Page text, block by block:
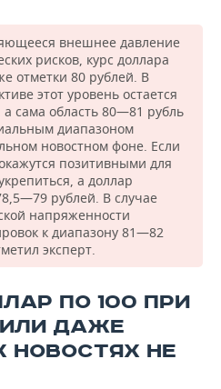
внешнее давление
рисков, курс доллара
отметки 80 рублей. В
этот уровень остается
сама область 80—81 рубль
диапазоном
новостном фоне. Если
позитивными для
а доллар
рублей. В случае
напряженности
к диапазону 81—82
эксперт.
ПО 100 ПРИ
ДАЖЕ
НОВОСТЯХ НЕ